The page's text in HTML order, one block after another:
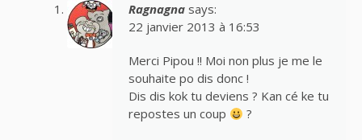
Ragnagna says:
22 janvier 2013 à 16:53
Merci Pipou !! Moi non plus je me le
souhaite po dis donc !
Dis dis kok tu deviens ? Kan cé ke tu
repostes un coup
?